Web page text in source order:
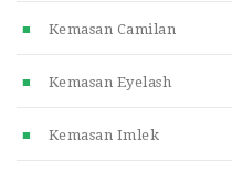
Kemasan Camilan
Kemasan Eyelash
Kemasan Imlek